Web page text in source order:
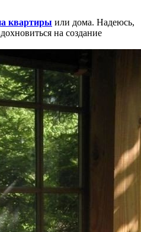
квартиры или дома. Надеюсь,
на создание